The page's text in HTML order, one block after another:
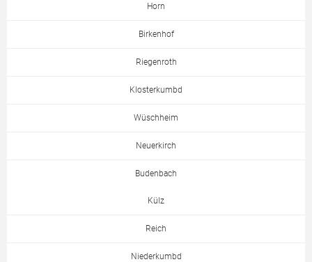
Horn
Birkenhof
Riegenroth
Klosterkumbd
Wüschheim
Neuerkirch
Budenbach
Külz
Reich
Niederkumbd